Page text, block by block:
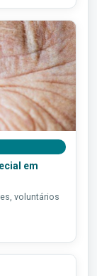
em
voluntários